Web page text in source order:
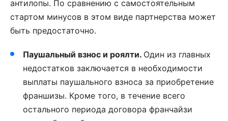
антилопы. По сравнению с самостоятельным
стартом минусов в этом виде партнерства может
быть предостаточно.
Паушальный взнос и роялти. Один из главных
недостатков заключается в необходимости
выплаты паушального взноса за приобретение
франшизы. Кроме того, в течение всего
остального периода договора франчайзи